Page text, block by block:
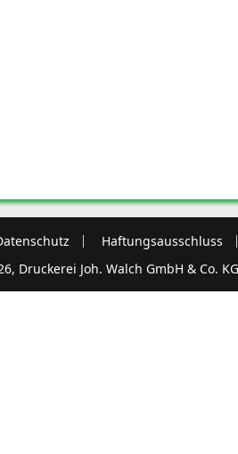
Haftungsausschluss
Druckerei Joh. Walch GmbH & Co. KG